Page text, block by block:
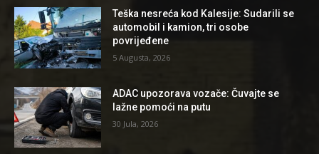
Teška nesreća kod Kalesije: Sudarili se
automobil i kamion, tri osobe
povrijeđene
5 Augusta, 2026
ADAC upozorava vozače: Čuvajte se
lažne pomoći na putu
30 Jula, 2026